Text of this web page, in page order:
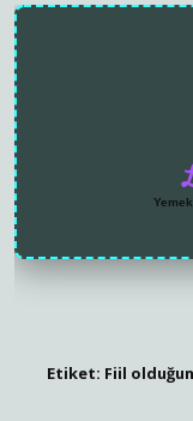
Etiket: Fiil